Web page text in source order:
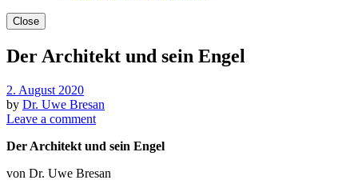
Close
Der Architekt und sein Engel
2. August 2020
by Dr. Uwe Bresan
Leave a comment
Der Architekt und sein Engel
von Dr. Uwe Bresan